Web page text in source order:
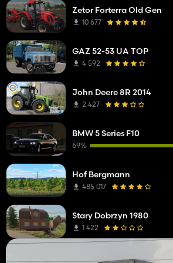
Zetor Forterra Old Gen
10 677
GAZ 52-53 UA TOP
4 592
John Deere 8R 2014
2 427
BMW 5 Series F10
69%
Hof Bergmann
485 017
Stary Dobrzyn 1980
1 422